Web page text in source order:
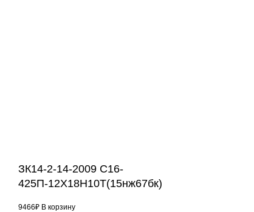
ЗК14-2-14-2009 С16-
425П-12Х18Н10Т(15нж67бк)
9466₽ В корзину